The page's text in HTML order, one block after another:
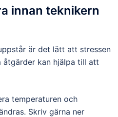
innan teknikern
är det lätt att stressen
åtgärder kan hjälpa till att
temperaturen och
Skriv gärna ner